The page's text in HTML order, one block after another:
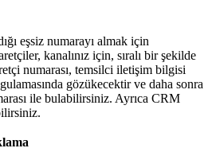
eşsiz numarayı almak için
kanalınız için, sıralı bir şekilde
numarası, temsilci iletişim bilgisi
gözükecektir ve daha sonra
ile bulabilirsiniz. Ayrıca CRM